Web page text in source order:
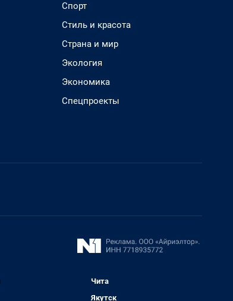
Спорт
Стиль и красота
Страна и мир
Экология
Экономика
Спецпроекты
Чита
Якутск